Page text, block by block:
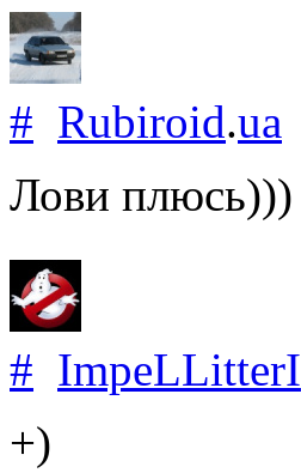
# Rubiroid.ua
Лови плюсь)))
# ImpeLLitterI
+)